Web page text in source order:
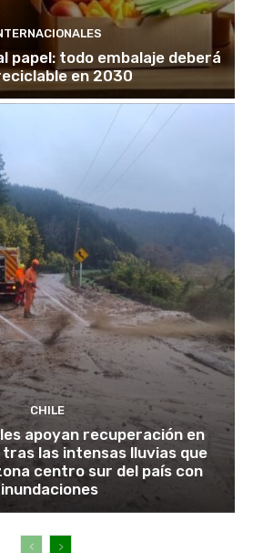
papel: todo embalaje deberá
en 2030
CHILE
apoyan recuperación en
las intensas lluvias que
centro sur del país con
inundaciones